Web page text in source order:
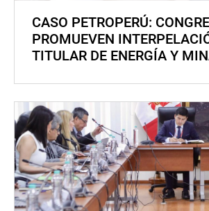
CASO PETROPERÚ:
PROMUEVEN
TITULAR DE ENERGÍA Y